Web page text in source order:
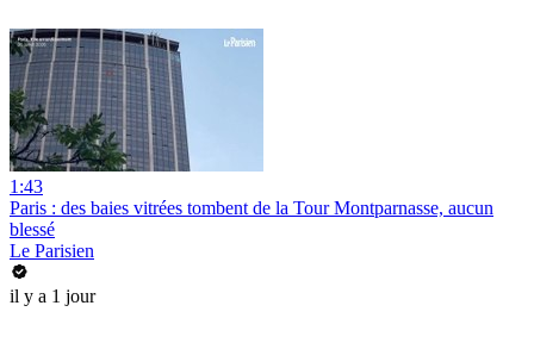
1:43
Paris : des baies vitrées tombent de la Tour Montparnasse, aucun
blessé
Le Parisien
il y a 1 jour